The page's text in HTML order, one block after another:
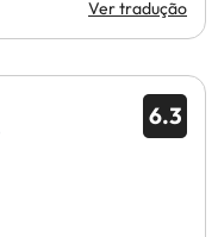
Ver tradução
6.3